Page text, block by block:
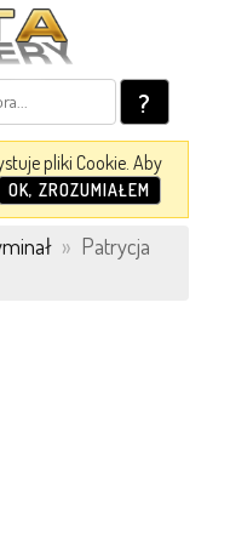
?
pliki Cookie. Aby
OK, ZROZUMIAŁEM
» Patrycja